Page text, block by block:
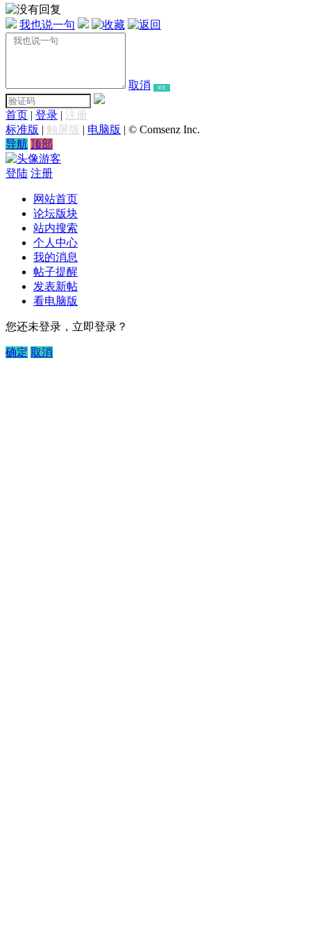
我也说一句
取消 提交
首页 | 登录 | 注册
标准版 | 触屏版 | 电脑版 | © Comsenz Inc.
导航 顶部
游客
登陆 注册
网站首页
论坛版块
站内搜索
个人中心
我的消息
帖子提醒
发表新帖
看电脑版
您还未登录，立即登录？
确定 取消